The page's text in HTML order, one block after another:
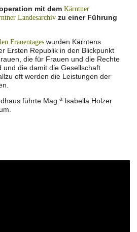
mit demKärntner
Landesarchiv zu einer Führung
Frauentages wurden Kärntens
Ersten Republik in den Blickpunkt
die für Frauen und die Rechte
die damit die Gesellschaft
oft werden die Leistungen der
führte Mag.a Isabella Holzer